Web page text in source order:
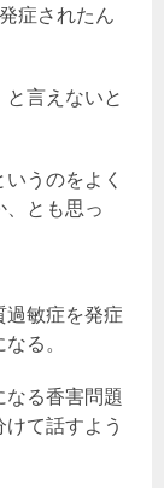
症されたん
言えないと
うのをよく
、とも思っ
過敏症を発症
る。
る香害問題
て話すよう